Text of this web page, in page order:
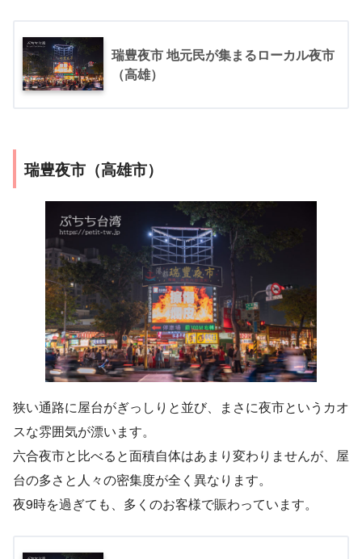
瑞豊夜市 地元民が集まるローカル夜市
（高雄）
瑞豊夜市（高雄市）
狭い通路に屋台がぎっしりと並び、まさに夜市というカオ
スな雰囲気が漂います。
六合夜市と比べると面積自体はあまり変わりませんが、屋
台の多さと人々の密集度が全く異なります。
夜9時を過ぎても、多くのお客様で賑わっています。